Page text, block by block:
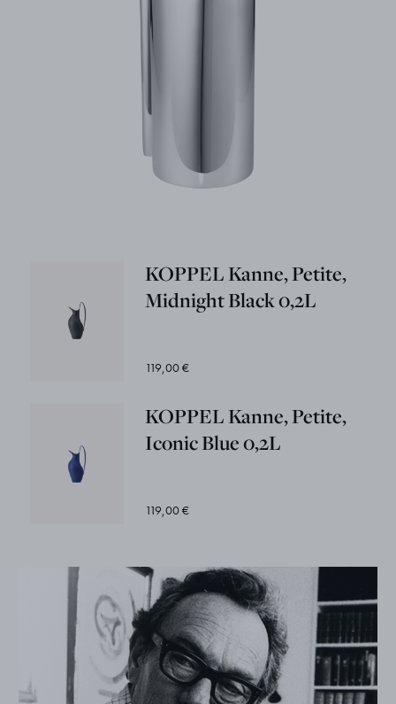
KOPPEL Kanne, Petite,
Midnight Black 0,2L
119,00 €
KOPPEL Kanne, Petite,
Iconic Blue 0,2L
119,00 €